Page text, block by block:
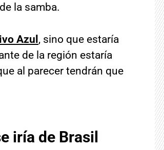
la samba.
Azul , sino que estaría
de la región estaría
al parecer tendrán que
iría de Brasil